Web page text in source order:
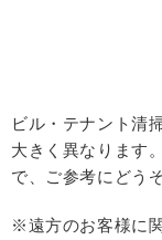
ビル・テナント清
大きく異なります
で、ご参考にどう
※遠方のお客様に